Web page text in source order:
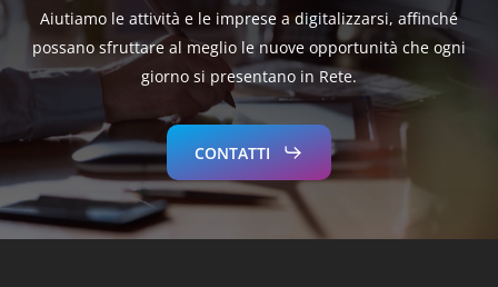
Aiutiamo le attività e le imprese a digitalizzarsi, affinché
possano sfruttare al meglio le nuove opportunità che ogni
giorno si presentano in Rete.
CONTATTI